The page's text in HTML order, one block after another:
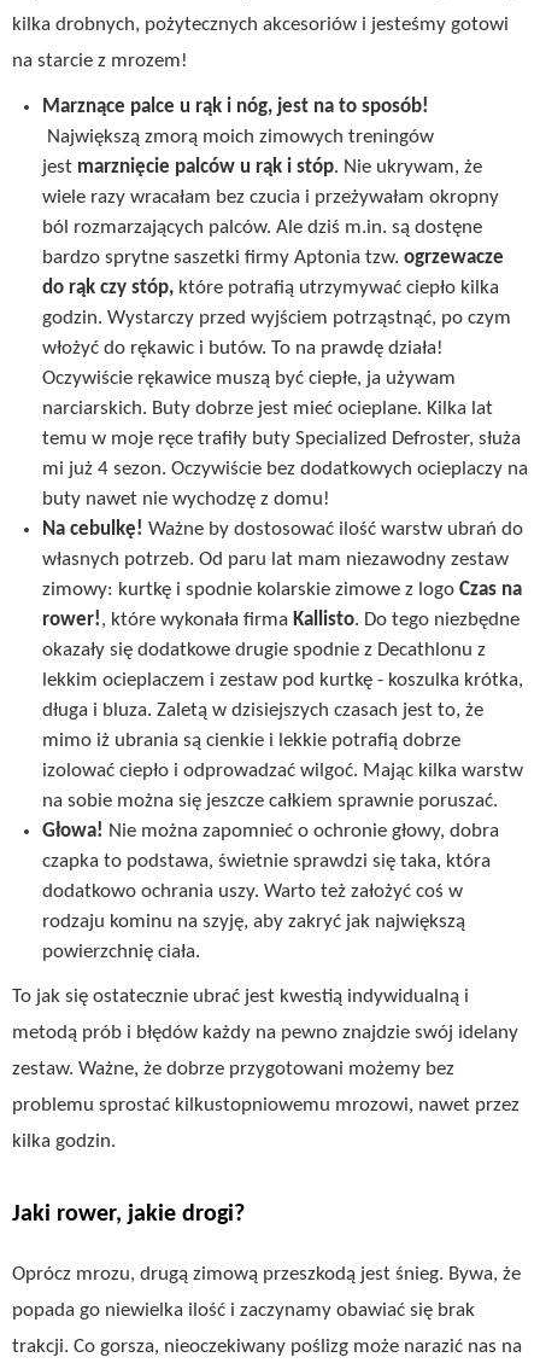
kilka drobnych, pożytecznych akcesoriów i jesteśmy gotowi
na starcie z mrozem!
Marznące palce u rąk i nóg, jest na to sposób!
Największą zmorą moich zimowych treningów
jest marznięcie palców u rąk i stóp. Nie ukrywam, że
wiele razy wracałam bez czucia i przeżywałam okropny
ból rozmarzających palców. Ale dziś m.in. są dostęne
bardzo sprytne saszetki firmy Aptonia tzw. ogrzewacze
do rąk czy stóp, które potrafią utrzymywać ciepło kilka
godzin. Wystarczy przed wyjściem potrząstnąć, po czym
włożyć do rękawic i butów. To na prawdę działa!
Oczywiście rękawice muszą być ciepłe, ja używam
narciarskich. Buty dobrze jest mieć ocieplane. Kilka lat
temu w moje ręce trafiły buty Specialized Defroster, służa
mi już 4 sezon. Oczywiście bez dodatkowych ocieplaczy na
buty nawet nie wychodzę z domu!
Na cebulkę! Ważne by dostosować ilość warstw ubrań do
własnych potrzeb. Od paru lat mam niezawodny zestaw
zimowy: kurtkę i spodnie kolarskie zimowe z logo Czas na
rower!, które wykonała firma Kallisto. Do tego niezbędne
okazały się dodatkowe drugie spodnie z Decathlonu z
lekkim ocieplaczem i zestaw pod kurtkę - koszulka krótka,
długa i bluza. Zaletą w dzisiejszych czasach jest to, że
mimo iż ubrania są cienkie i lekkie potrafią dobrze
izolować ciepło i odprowadzać wilgoć. Mając kilka warstw
na sobie można się jeszcze całkiem sprawnie poruszać.
Głowa! Nie można zapomnieć o ochronie głowy, dobra
czapka to podstawa, świetnie sprawdzi się taka, która
dodatkowo ochrania uszy. Warto też założyć coś w
rodzaju kominu na szyję, aby zakryć jak największą
powierzchnię ciała.
To jak się ostatecznie ubrać jest kwestią indywidualną i
metodą prób i błędów każdy na pewno znajdzie swój idelany
zestaw. Ważne, że dobrze przygotowani możemy bez
problemu sprostać kilkustopniowemu mrozowi, nawet przez
kilka godzin.
Jaki rower, jakie drogi?
Oprócz mrozu, drugą zimową przeszkodą jest śnieg. Bywa, że
popada go niewielka ilość i zaczynamy obawiać się brak
trakcji. Co gorsza, nieoczekiwany poślizg może narazić nas na